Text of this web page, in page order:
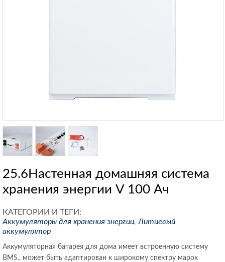
25.6Настенная домашняя система
хранения энергии V 100 Ач
КАТЕГОРИИ И ТЕГИ:
Аккумуляторы для хранения энергии, Литиевый
аккумулятор
Аккумуляторная батарея для дома имеет встроенную систему
BMS., может быть адаптирован к широкому спектру марок